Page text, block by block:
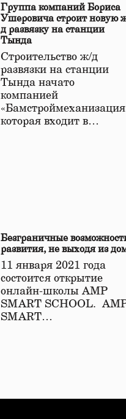
Группа компаний Бориса
Ушеровича строит новую
д развязку на станции
Тында
Строительство ж/д
развязки на станции
Тында начато
компанией
которая входит в…
Безграничные
развития, не выходя из
11 января 2021 года
состоится открытие
онлайн-школы АМР
SMART SCHOOL.
SMART…